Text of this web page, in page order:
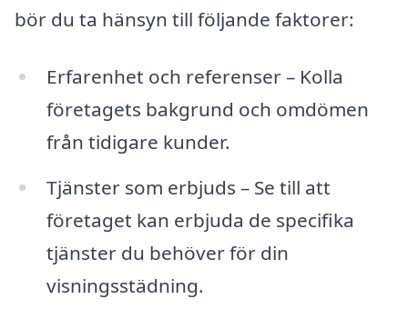
bör du ta hänsyn till följande faktorer:
Erfarenhet och referenser – Kolla
företagets bakgrund och omdömen
från tidigare kunder.
Tjänster som erbjuds – Se till att
företaget kan erbjuda de specifika
tjänster du behöver för din
visningsstädning.